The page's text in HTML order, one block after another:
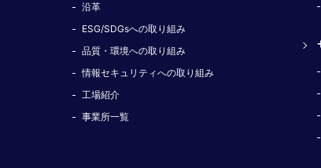
沿革
ESG/SDGsへの取り組み
品質・環境への取り組み
情報セキュリティへの取り組み
工場紹介
事業所一覧